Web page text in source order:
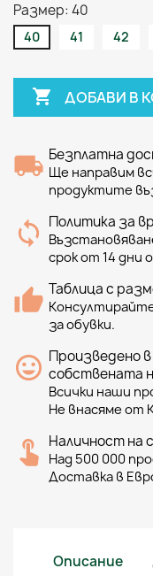
Размер: 40
40 41 42
 ДОБАВИ В
Безплатна
Ще направим
продуктите
Политика за
срок от 14 дни
Таблица с
за обувки.
Произведено
собствената
Всички наши
Не внасяме от
Наличност на
Над 500 000
Доставка в
Описание